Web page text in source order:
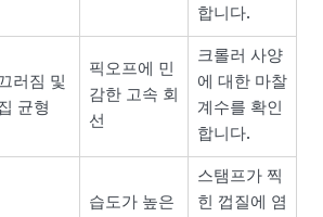
합니다.
러짐 및
균형
픽오프에 민
감한 고속 회
선
크롤러 사양
에 대한 마찰
계수를 확인
합니다.
습도가 높은
스탬프가 찍
힌 껍질에 염